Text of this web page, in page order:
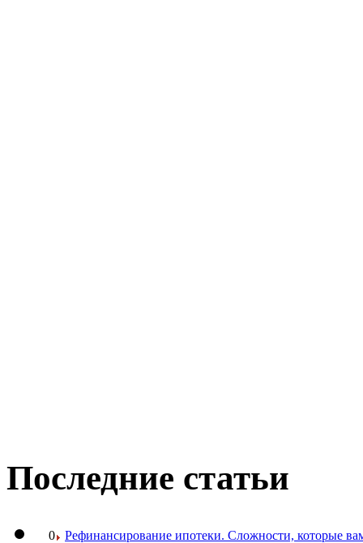
Последние статьи
0 Рефинансирование ипотеки. Сложности, которые